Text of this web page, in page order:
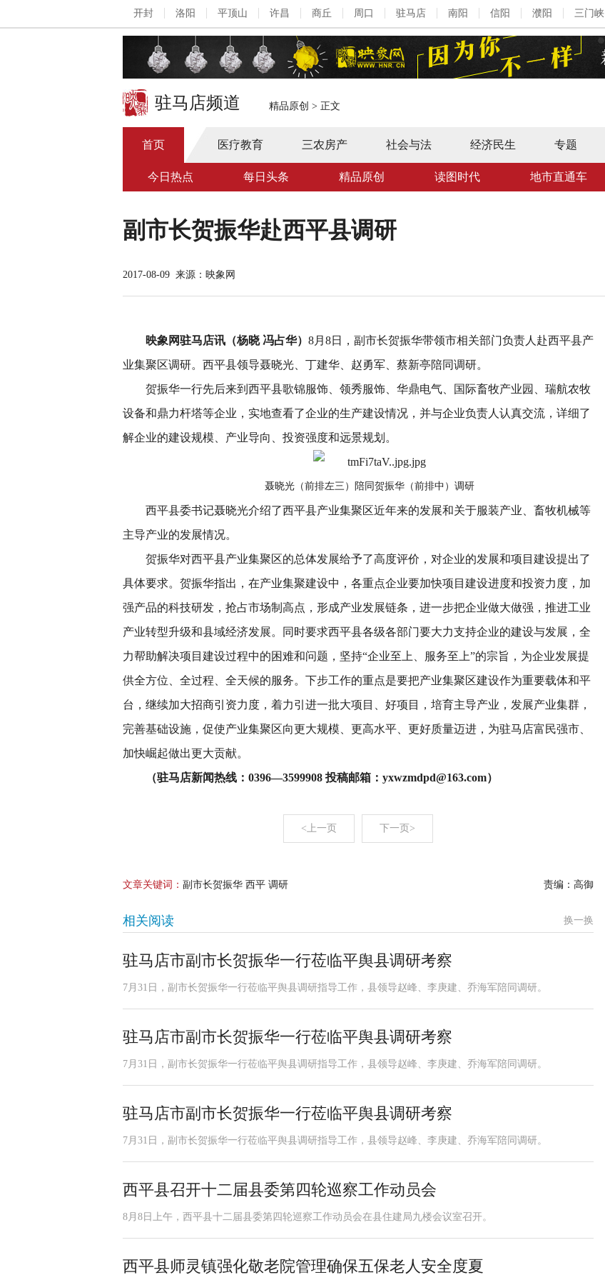
开封 洛阳 平顶山 许昌 商丘 周口 驻马店 南阳 信阳 濮阳 三门峡
驻马店频道 精品原创 > 正文
首页 医疗教育 三农房产 社会与法 经济民生 专题
今日热点 每日头条 精品原创 读图时代 地市直通车
副市长贺振华赴西平县调研
2017-08-09 来源：映象网
映象网驻马店讯（杨晓 冯占华） 8月8日，副市长贺振华带领市相关部门负责人赴西平县产
业集聚区调研。西平县领导聂晓光、丁建华、赵勇军、蔡新亭陪同调研。
贺振华一行先后来到西平县歌锦服饰、领秀服饰、华鼎电气、国际畜牧产业园、瑞航农牧
设备和鼎力杆塔等企业，实地查看了企业的生产建设情况，并与企业负责人认真交流，详细了
解企业的建设规模、产业导向、投资强度和远景规划。
聂晓光（前排左三）陪同贺振华（前排中）调研
西平县委书记聂晓光介绍了西平县产业集聚区近年来的发展和关于服装产业、畜牧机械等
主导产业的发展情况。
贺振华对西平县产业集聚区的总体发展给予了高度评价，对企业的发展和项目建设提出了
具体要求。贺振华指出，在产业集聚建设中，各重点企业要加快项目建设进度和投资力度，加
强产品的科技研发，抢占市场制高点，形成产业发展链条，进一步把企业做大做强，推进工业
产业转型升级和县域经济发展。同时要求西平县各级各部门要大力支持企业的建设与发展，全
力帮助解决项目建设过程中的困难和问题，坚持“企业至上、服务至上”的宗旨，为企业发展提
供全方位、全过程、全天候的服务。下步工作的重点是要把产业集聚区建设作为重要载体和平
台，继续加大招商引资力度，着力引进一批大项目、好项目，培育主导产业，发展产业集群，
完善基础设施，促使产业集聚区向更大规模、更高水平、更好质量迈进，为驻马店富民强市、
加快崛起做出更大贡献。
（驻马店新闻热线：0396—3599908 投稿邮箱：yxwzmdpd@163.com）
<上一页 下一页>
文章关键词： 副市长贺振华 西平 调研 责编：高御
相关阅读 换一换
驻马店市副市长贺振华一行莅临平舆县调研考察
7月31日，副市长贺振华一行莅临平舆县调研指导工作，县领导赵峰、李庚建、乔海军陪同调研。
驻马店市副市长贺振华一行莅临平舆县调研考察
7月31日，副市长贺振华一行莅临平舆县调研指导工作，县领导赵峰、李庚建、乔海军陪同调研。
驻马店市副市长贺振华一行莅临平舆县调研考察
7月31日，副市长贺振华一行莅临平舆县调研指导工作，县领导赵峰、李庚建、乔海军陪同调研。
西平县召开十二届县委第四轮巡察工作动员会
8月8日上午，西平县十二届县委第四轮巡察工作动员会在县住建局九楼会议室召开。
西平县师灵镇强化敬老院管理确保五保老人安全度夏